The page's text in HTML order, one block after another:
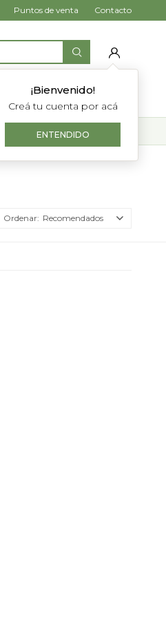
¡Bienvenido!
Creá tu cuenta por acá
ENTENDIDO
Puntos de venta Contacto
Recomendados